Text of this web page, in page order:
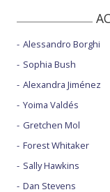
Alessandro Borghi
Sophia Bush
Alexandra Jiménez
Yoima Valdés
Gretchen Mol
Forest Whitaker
Sally Hawkins
Dan Stevens